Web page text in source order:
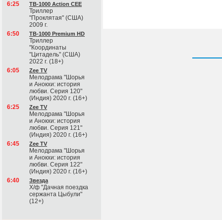
6:25
ТВ-1000 Action CEE
Триллер
"Проклятая" (США)
2009 г.
6:50
ТВ-1000 Premium HD
Триллер
"Координаты
"Цитадель" (США)
2022 г. (18+)
6:05
Zee TV
Мелодрама "Шорья
и Анокхи: история
любви. Серия 120"
(Индия) 2020 г. (16+)
6:25
Zee TV
Мелодрама "Шорья
и Анокхи: история
любви. Серия 121"
(Индия) 2020 г. (16+)
6:45
Zee TV
Мелодрама "Шорья
и Анокхи: история
любви. Серия 122"
(Индия) 2020 г. (16+)
6:40
Звезда
Х/ф "Дачная поездка
сержанта Цыбули"
(12+)